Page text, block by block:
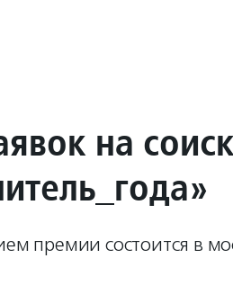
на
премии состоится в